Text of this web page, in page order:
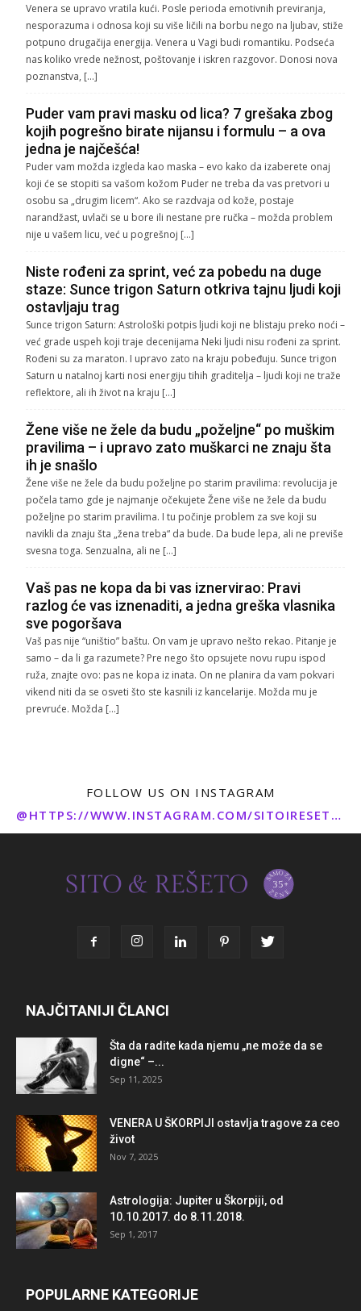
Venera se upravo vratila kući. Posle perioda emotivnih previranja,
nesporazuma i odnosa koji su više ličili na borbu nego na ljubav, stiže
potpuno drugačija energija. Venera u Vagi budi romantiku. Podseća
nas koliko vrede nežnost, poštovanje i iskren razgovor. Donosi nova
poznanstva, […]
Puder vam pravi masku od lica? 7 grešaka zbog
kojih pogrešno birate nijansu i formulu – a ova
jedna je najčešća!
Puder vam možda izgleda kao maska – evo kako da izaberete onaj
koji će se stopiti sa vašom kožom Puder ne treba da vas pretvori u
osobu sa „drugim licem“. Ako se razdvaja od kože, postaje
narandžast, uvlači se u bore ili nestane pre ručka – možda problem
nije u vašem licu, već u pogrešnoj […]
Niste rođeni za sprint, već za pobedu na duge
staze: Sunce trigon Saturn otkriva tajnu ljudi koji
ostavljaju trag
Sunce trigon Saturn: Astrološki potpis ljudi koji ne blistaju preko noći –
već grade uspeh koji traje decenijama Neki ljudi nisu rođeni za sprint.
Rođeni su za maraton. I upravo zato na kraju pobeđuju. Sunce trigon
Saturn u natalnoj karti nosi energiju tihih graditelja – ljudi koji ne traže
reflektore, ali ih život na kraju […]
Žene više ne žele da budu „poželjne“ po muškim
pravilima – i upravo zato muškarci ne znaju šta
ih je snašlo
Žene više ne žele da budu poželjne po starim pravilima: revolucija je
počela tamo gde je najmanje očekujete Žene više ne žele da budu
poželjne po starim pravilima. I tu počinje problem za sve koji su
navikli da znaju šta „žena treba“ da bude. Da bude lepa, ali ne previše
svesna toga. Senzualna, ali ne […]
Vaš pas ne kopa da bi vas iznervirao: Pravi
razlog će vas iznenaditi, a jedna greška vlasnika
sve pogoršava
Vaš pas nije “uništio” baštu. On vam je upravo nešto rekao. Pitanje je
samo – da li ga razumete? Pre nego što opsujete novu rupu ispod
ruža, znajte ovo: pas ne kopa iz inata. On ne planira da vam pokvari
vikend niti da se osveti što ste kasnili iz kancelarije. Možda mu je
prevruće. Možda […]
FOLLOW US ON INSTAGRAM
@HTTPS://WWW.INSTAGRAM.COM/SITOIRESETO/
NAJČITANIJI ČLANCI
Šta da radite kada njemu „ne može da se
digne“ –...
Sep 11, 2025
VENERA U ŠKORPIJI ostavlja tragove za ceo
život
Nov 7, 2025
Astrologija: Jupiter u Škorpiji, od
10.10.2017. do 8.11.2018.
Sep 1, 2017
POPULARNE KATEGORIJE